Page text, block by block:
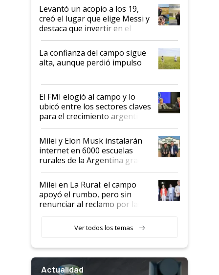
Levantó un acopio a los 19,
creó el lugar que elige Messi y
destaca que invertir en el
kirchnerismo era como "darle
plata a un hijo para droga":
Juan Félix Rossetti, el libertario
que de una dura crisis salió
de Milei
La confianza del campo sigue
alta, aunque perdió impulso
El FMI elogió al campo y lo
ubicó entre los sectores claves
para el crecimiento argentino
Milei y Elon Musk instalarán
internet en 6000 escuelas
rurales de la Argentina gracias
a un acuerdo con Starlink
Milei en La Rural: el campo
apoyó el rumbo, pero sin
renunciar al reclamo por las
Ver todos los temas
Actualidad